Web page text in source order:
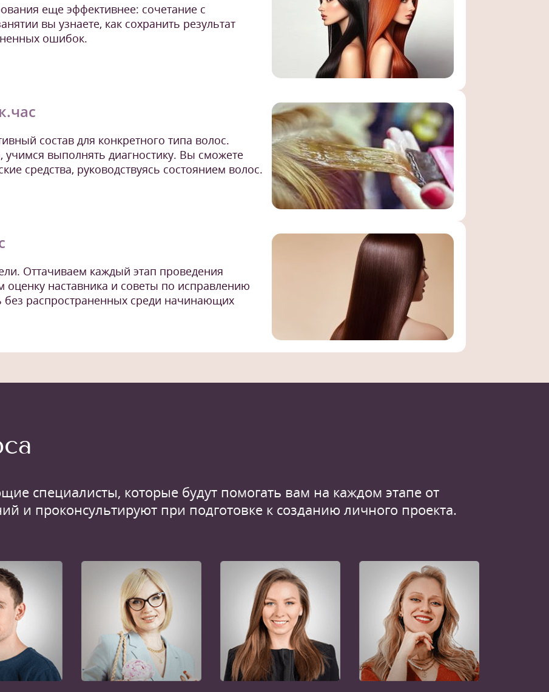
еще эффективнее: сочетание с
вы узнаете, как сохранить результат
ошибок.
состав для конкретного типа волос.
учимся выполнять диагностику. Вы сможете
средства, руководствуясь состоянием волос.
Оттачиваем каждый этап проведения
наставника и советы по исправлению
распространенных среди начинающих
специалисты, которые будут помогать вам на каждом этапе от
и проконсультируют при подготовке к созданию личного проекта.